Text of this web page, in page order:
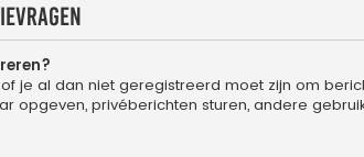
je al dan niet geregistreerd moet zijn om
opgeven, privéberichten sturen, andere